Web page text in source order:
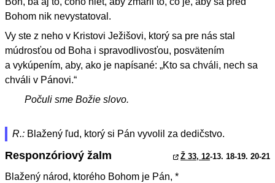
Bohom nik nevystatoval.
Vy ste z neho v Kristovi Ježišovi, ktorý sa pre nás stal
múdrosťou od Boha i spravodlivosťou, posvätením
a vykúpením, aby, ako je napísané: „Kto sa chváli, nech sa
chváli v Pánovi.“
Počuli sme Božie slovo.
R.: Blažený ľud, ktorý si Pán vyvolil za dedičstvo.
Responzóriový žalm Ž 33, 12-13. 18-19. 20-21
Blažený národ, ktorého Bohom je Pán, *